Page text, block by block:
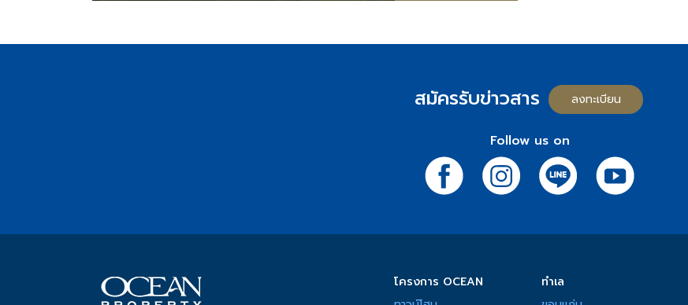
สมัครรับข่าวสาร ลงทะเบียน
Follow us on
โครงการ OCEAN
ทำเล